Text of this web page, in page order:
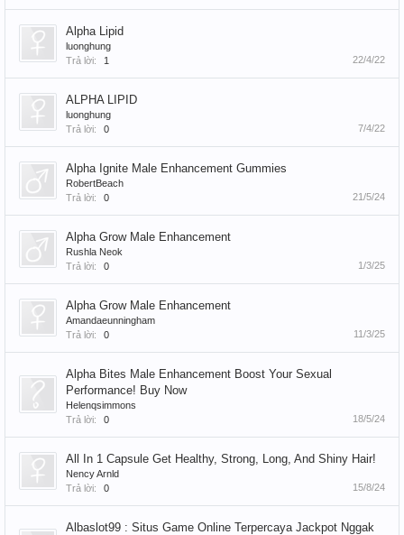
Alpha Lipid
luonghung
Trả lời:
1 22/4/22
ALPHA LIPID
luonghung
Trả lời:
0 7/4/22
Alpha Ignite Male Enhancement Gummies
RobertBeach
Trả lời:
0 21/5/24
Alpha Grow Male Enhancement
Rushla Neok
Trả lời:
0 1/3/25
Alpha Grow Male Enhancement
Amandaeunningham
Trả lời:
0 11/3/25
Alpha Bites Male Enhancement Boost Your Sexual
Performance! Buy Now
Helenqsimmons
Trả lời:
0 18/5/24
All In 1 Capsule Get Healthy, Strong, Long, And Shiny Hair!
Nency Arnld
Trả lời:
0 15/8/24
Albaslot99 : Situs Game Online Terpercaya Jackpot Nggak